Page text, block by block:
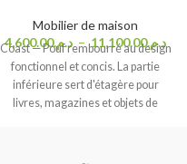
Mobilier de maison
د.م.4,600.00 – د.م.11,100.00
Coast — Pouf rembourré au design
fonctionnel et concis. La partie
inférieure sert d'étagère pour
livres, magazines et objets de